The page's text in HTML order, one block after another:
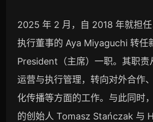
2025 年 2 月，自 2018 年就担
执行董事的 Aya Miyaguchi 转任
President（主席）一职。其职责
运营与执行管理，转向对外合作
化传播等方面的工作。与此同时
的创始人 Tomasz Stańczak 与